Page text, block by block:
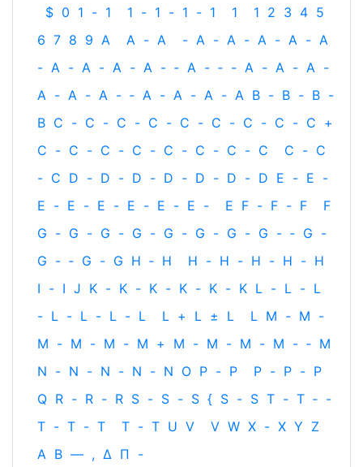
$ 0 1 - 1 1 - 1 - 1 - 1 1 1 2 3 4 5
6 7 8 9 A A - A - A - A - A - A - A
- A - A - A - A - ‐ A - ‐ - A - A - A -
A - A - A - ‐ A - A - A - A B - B - B -
B C - C - C - C - C - C - C - C - C +
C - C - C - C - C - C - C - C C - C
- C D - D - D - D - D - D - D E - E -
E - E - E - E - E - E - E F - F - F
F
G - G - G - G - G - G - G - G - ‐ G -
G - ‐ G - G H ‐ H H - H - H - H - H
I - I J K - K - K - K - K - K L - L - L
- L - L - L - L L + L ± L L M - M -
M - M - M - M + M - M - M - M - ‐ M
N - N - N - N - N O P - P P - P - P
Q R - R - R S - S - S { S - S T - T ‐ -
T - T - T T - T U V V W X - X Y Z
Α Β — , Δ Π -